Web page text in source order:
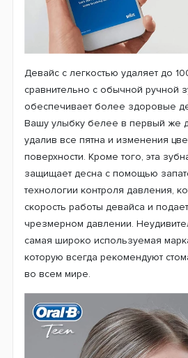
Девайс с легкостью удаляет до
сравнительно с обычной ручной
обеспечивает более здоровые
Вашу улыбку белее в первый же
удалив все пятна и изменения
поверхности. Кроме того, эта
защищает десна с помощью
технологии контроля давления,
скорость работы девайса и
чрезмерном давлении.
самая широко используемая
которую всегда рекомендуют
во всем мире.